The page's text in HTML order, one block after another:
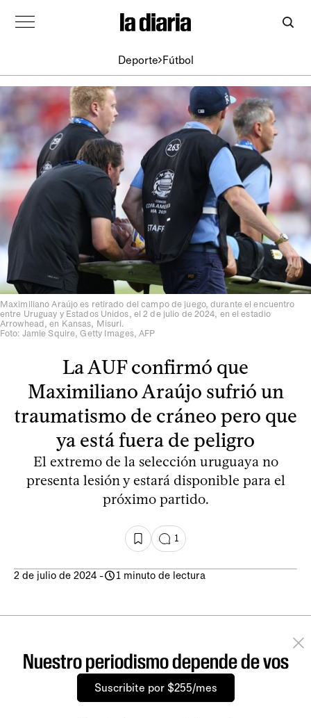
Deporte Fútbol
Maximiliano Araújo es retirado del campo de juego, durante el encuentro
entre Uruguay y Estados Unidos, el 2 de julio de 2024, en el estadio
Arrowhead, en Kansas, Misuri.
Foto: Jamie Squire, Getty Images, AFP
La AUF confirmó que
Maximiliano Araújo sufrió un
traumatismo de cráneo pero que
ya está fuera de peligro
El extremo de la selección uruguaya no
presenta lesión y estará disponible para el
próximo partido.
1
2 de julio de 2024 - 1 minuto de lectura
Nuestro periodismo depende de vos
Suscribite por $255/mes